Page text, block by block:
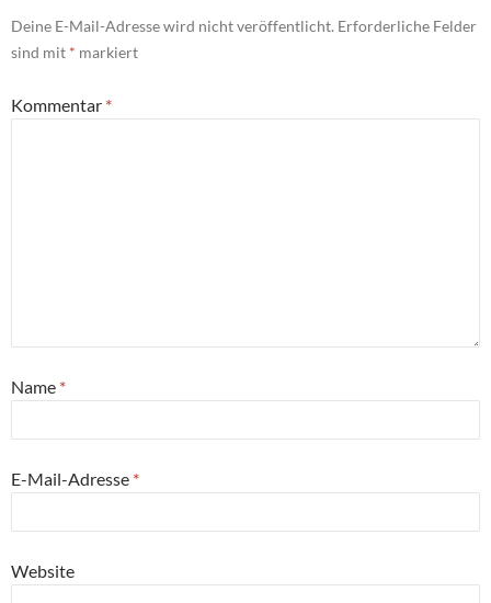
Deine E-Mail-Adresse wird nicht veröffentlicht. Erforderliche Felder
sind mit * markiert
Kommentar *
Name *
E-Mail-Adresse *
Website